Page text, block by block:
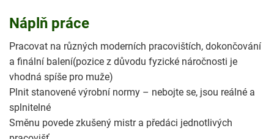
Náplň práce
Pracovat na různých moderních pracovištích, dokončování
a finální balení(pozice z důvodu fyzické náročnosti je
vhodná spíše pro muže)
Plnit stanovené výrobní normy – nebojte se, jsou reálné a
splnitelné
Směnu povede zkušený mistr a předáci jednotlivých